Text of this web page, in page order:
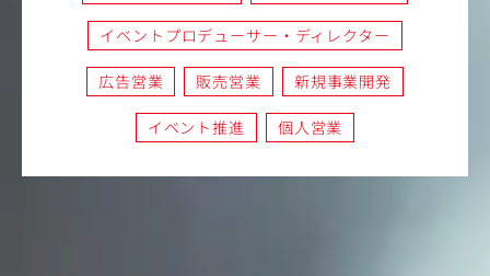
イベントプロデューサー・ディレクター
広告営業 販売営業 新規事業開発
イベント推進 個人営業